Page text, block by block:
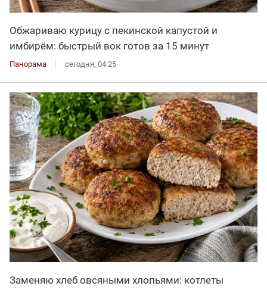
Обжариваю курицу с пекинской капустой и
имбирём: быстрый вок готов за 15 минут
Панорама сегодня, 04:25
Заменяю хлеб овсяными хлопьями: котлеты